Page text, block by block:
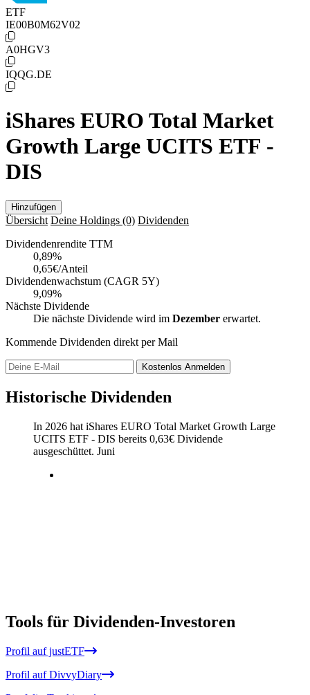
ETF
IE00B0M62V02
A0HGV3
IQQG.DE
iShares EURO Total Market
Growth Large UCITS ETF -
DIS
Hinzufügen
Übersicht Deine Holdings (0) Dividenden
Dividendenrendite TTM
0,89%
0,65€/Anteil
Dividendenwachstum (CAGR 5Y)
9,09%
Nächste Dividende
Die nächste Dividende wird im Dezember erwartet.
Kommende Dividenden direkt per Mail
Kostenlos Anmelden
Historische Dividenden
In 2026 hat iShares EURO Total Market Growth Large
UCITS ETF - DIS bereits 0,63€ Dividende
ausgeschüttet. Juni
Tools für Dividenden-Investoren
Profil auf justETF
Profil auf DivvyDiary